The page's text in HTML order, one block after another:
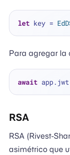
let key =
Para agregar la
await
RSA
RSA (Rivest-
asimétrico que